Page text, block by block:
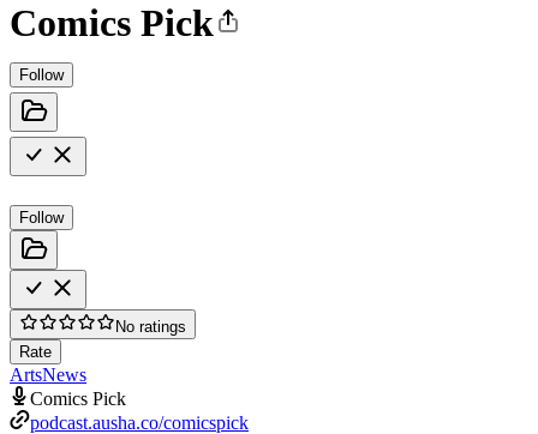
Comics Pick
Follow
Follow
No ratings
Rate
ArtsNews
Comics Pick
podcast.ausha.co/comicspick